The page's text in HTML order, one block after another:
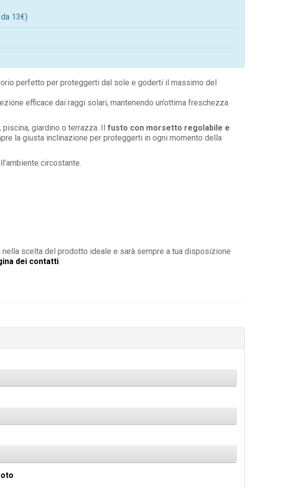
13€)
perfetto per proteggerti dal sole e goderti il massimo del
efficace dai raggi solari, mantenendo un’ottima freschezza
giardino o terrazza. Il fusto con morsetto regolabile e
la giusta inclinazione per proteggerti in ogni momento della
circostante.
scelta del prodotto ideale e sarà sempre a tua disposizione
dei contatti.